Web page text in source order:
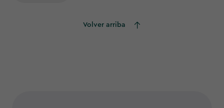
Volver arriba